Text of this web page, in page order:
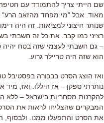
שם הייתי צריך להתמודד עם
מאוד. אבל "מי מפחד מהזאב הרע"
שנותר חיצוני למציאות. זה היה
רציני כמו קבר. את כל זה חשבתי
– גם חשבתי לעצמי שזה בטח יהיה
הוא שזה היה טריילר גרוע.
ואז הוצג הסרט בבכורה בפסטיבל
נותרתי ספקן – אז היללו. ואז,
להקרנות מסחריות בישראל – ללא
המבקרים שהצליחו לראות את
את הסרט והתפעלו ממנו. ולבסוף,